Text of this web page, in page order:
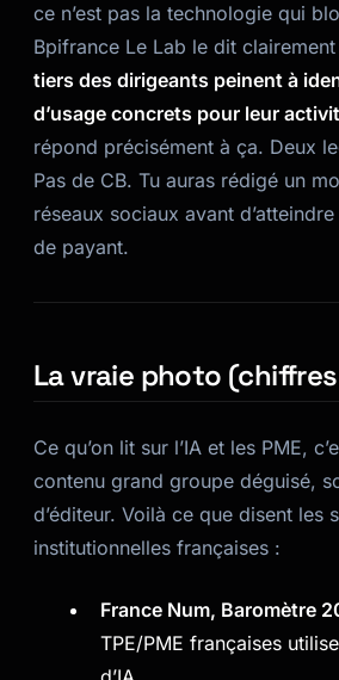
ce n’est pas la technologie qui
Bpifrance Le Lab le dit clairement
tiers des dirigeants peinent à
d’usage concrets pour leur
répond précisément à ça. Deux
Pas de CB. Tu auras rédigé un
réseaux sociaux avant
de payant.
La vraie photo
Ce qu’on lit sur l’IA et les PME,
contenu grand groupe déguisé,
d’éditeur. Voilà ce que disent les
institutionnelles françaises :
France Num, Baromètre
TPE/PME françaises